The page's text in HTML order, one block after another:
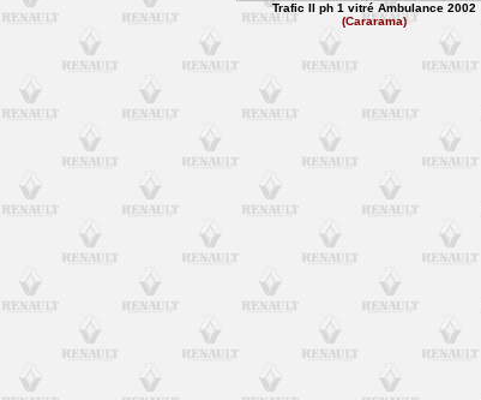
Trafic II ph 1 vitré Ambulance 2002
(Cararama)